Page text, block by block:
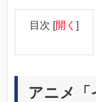
目次 [開く ]
アニメ「